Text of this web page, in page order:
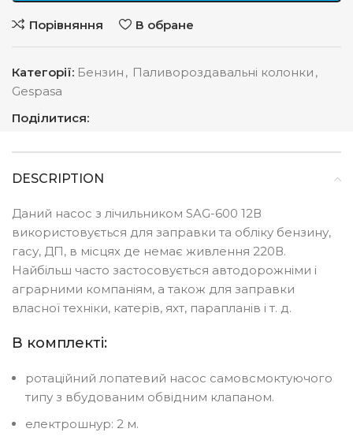
Порівняння В обране
Категорії: Бензин , Паливороздавальні колонки ,
Gespasa
Поділитися:
DESCRIPTION
Даний насос з лічильником SAG-600 12В
використовується для заправки та обліку бензину,
гасу, ДП, в місцях де немає живлення 220В.
Найбільш часто застосовується автодорожніми і
аграрними компаніям, а також для заправки
власної техніки, катерів, яхт, парапланів і т. д.
В комплекті:
ротаційний лопатевий насос самовсмоктуючого
типу з вбудованим обвідним клапаном.
електрошнур: 2 м.